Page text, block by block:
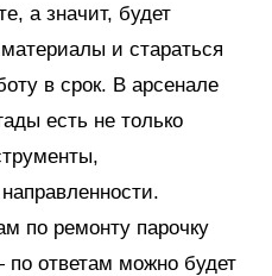
а значит, будет
и стараться
в срок. В арсенале
есть не только
по ремонту парочку
ответам можно будет